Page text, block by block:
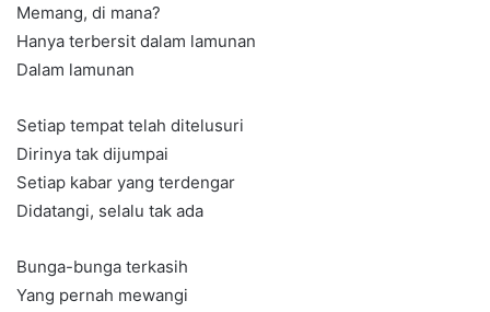
Memang, di mana?
Hanya terbersit dalam lamunan
Dalam lamunan
Setiap tempat telah ditelusuri
Dirinya tak dijumpai
Setiap kabar yang terdengar
Didatangi, selalu tak ada
Bunga-bunga terkasih
Yang pernah mewangi